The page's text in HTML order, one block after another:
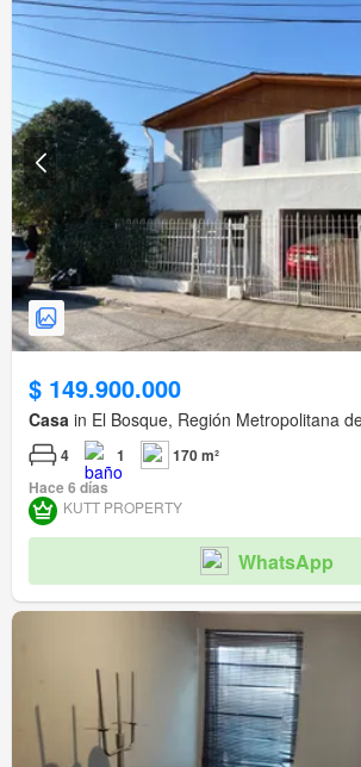
$ 149.900.000
Casa in El Bosque, Región Metropolitana
4 1
170 m²
Hace 6 días
KUTT PROPERTY
WhatsApp